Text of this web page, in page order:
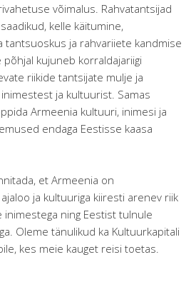
võimalus. Rahvatantsijad
kelle käitumine,
tantsuoskus ja rahvariiete kandmise
kujuneb korraldajariigi
riikide tantsijate mulje ja
ja kultuurist. Samas
Armeenia kultuuri, inimesi ja
endaga Eestisse kaasa
et Armeenia on
ja kultuuriga kiiresti arenev riik
inimestega ning Eestist tulnule
Oleme tänulikud ka Kultuurkapitali
kes meie kauget reisi toetas.